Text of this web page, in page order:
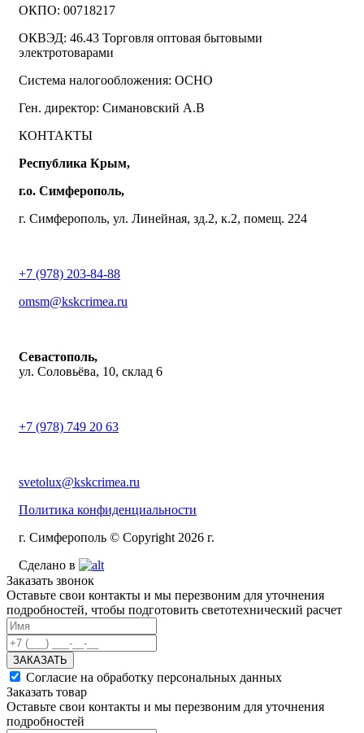
ОКПО: 00718217
ОКВЭД: 46.43 Торговля оптовая бытовыми
электротоварами
Система налогообложения: ОСНО
Ген. директор: Симановский А.В
КОНТАКТЫ
Республика Крым,
г.о. Симферополь,
г. Симферополь, ул. Линейная, зд.2, к.2, помещ. 224
+7 (978) 203-84-88
omsm@kskcrimea.ru
Севастополь,
ул. Соловьёва, 10, склад 6
+7 (978) 749 20 63
svetolux@kskcrimea.ru
Политика конфиденциальности
г. Симферополь © Copyright 2026 г.
Сделано в
Заказать звонок
Оставьте свои контакты и мы перезвоним для уточнения
подробностей, чтобы подготовить светотехнический расчет
ЗАКАЗАТЬ
Согласие на обработку персональных данных
Заказать товар
Оставьте свои контакты и мы перезвоним для уточнения
подробностей